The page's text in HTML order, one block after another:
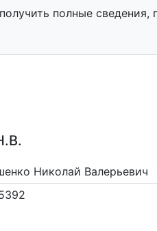
полные сведения,
Николай Валерьевич